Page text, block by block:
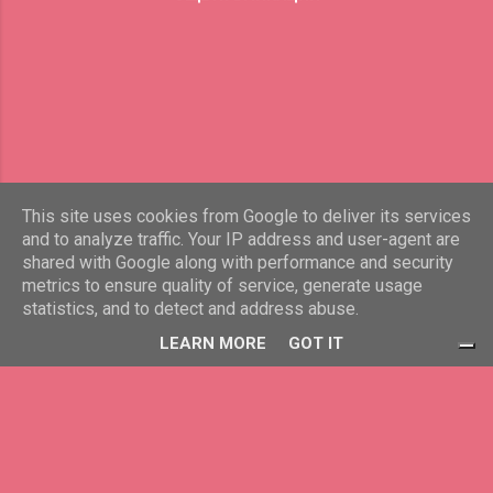
с качество, подкрепено с сертификати
(например WHO, ISO, Medical Device
93/42/EEC и други). onemorebulgaria.com
🧪 Продукти на One More International OMI
предлага разнообразие от пластири
(уелнес, нутриентни, функционални) и
други продукти за здраве и красота.
Основната им цел е да се доставят
Предоставено от Blogger
This site uses cookies from Google to deliver its services
and to analyze traffic. Your IP address and user-agent are
shared with Google along with performance and security
metrics to ensure quality of service, generate usage
statistics, and to detect and address abuse.
LEARN MORE GOT IT